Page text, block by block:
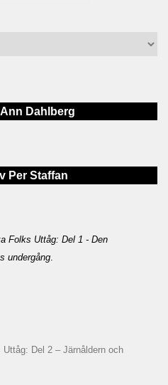
Dahlberg
Per Staffan
Folks Uttåg: Del 1 - Den
undergång.
Del 2 – Järnåldern och